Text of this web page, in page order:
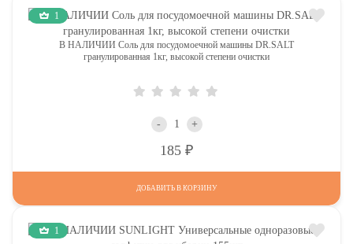
1
В НАЛИЧИИ Соль для посудомоечной машины DR.SALT
гранулированная 1кг, высокой степени очистки
- +
185
ДОБАВИТЬ В КОРЗИНУ
1